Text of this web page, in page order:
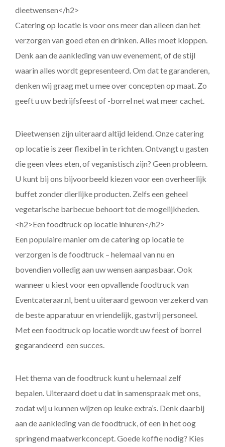
dieetwensen</h2>
Catering op locatie is voor ons meer dan alleen dan het
verzorgen van goed eten en drinken. Alles moet kloppen.
Denk aan de aankleding van uw evenement, of de stijl
waarin alles wordt gepresenteerd. Om dat te garanderen,
denken wij graag met u mee over concepten op maat. Zo
geeft u uw bedrijfsfeest of -borrel net wat meer cachet.
Dieetwensen zijn uiteraard altijd leidend. Onze catering
op locatie is zeer flexibel in te richten. Ontvangt u gasten
die geen vlees eten, of veganistisch zijn? Geen probleem.
U kunt bij ons bijvoorbeeld kiezen voor een overheerlijk
buffet zonder dierlijke producten. Zelfs een geheel
vegetarische barbecue behoort tot de mogelijkheden.
<h2>Een foodtruck op locatie inhuren</h2>
Een populaire manier om de catering op locatie te
verzorgen is de foodtruck – helemaal van nu en
bovendien volledig aan uw wensen aanpasbaar. Ook
wanneer u kiest voor een opvallende foodtruck van
Eventcateraar.nl, bent u uiteraard gewoon verzekerd van
de beste apparatuur en vriendelijk, gastvrij personeel.
Met een foodtruck op locatie wordt uw feest of borrel
gegarandeerd een succes.
Het thema van de foodtruck kunt u helemaal zelf
bepalen. Uiteraard doet u dat in samenspraak met ons,
zodat wij u kunnen wijzen op leuke extra’s. Denk daarbij
aan de aankleding van de foodtruck, of een in het oog
springend maatwerkconcept. Goede koffie nodig? Kies